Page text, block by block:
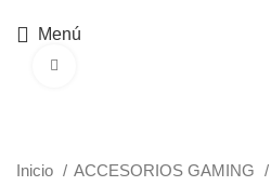
Menú
Inicio ACCESORIOS GAMING